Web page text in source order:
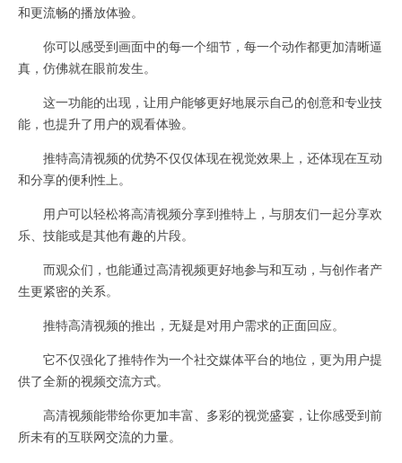
和更流畅的播放体验。
你可以感受到画面中的每一个细节，每一个动作都更加清晰逼
真，仿佛就在眼前发生。
这一功能的出现，让用户能够更好地展示自己的创意和专业技
能，也提升了用户的观看体验。
推特高清视频的优势不仅仅体现在视觉效果上，还体现在互动
和分享的便利性上。
用户可以轻松将高清视频分享到推特上，与朋友们一起分享欢
乐、技能或是其他有趣的片段。
而观众们，也能通过高清视频更好地参与和互动，与创作者产
生更紧密的关系。
推特高清视频的推出，无疑是对用户需求的正面回应。
它不仅强化了推特作为一个社交媒体平台的地位，更为用户提
供了全新的视频交流方式。
高清视频能带给你更加丰富、多彩的视觉盛宴，让你感受到前
所未有的互联网交流的力量。